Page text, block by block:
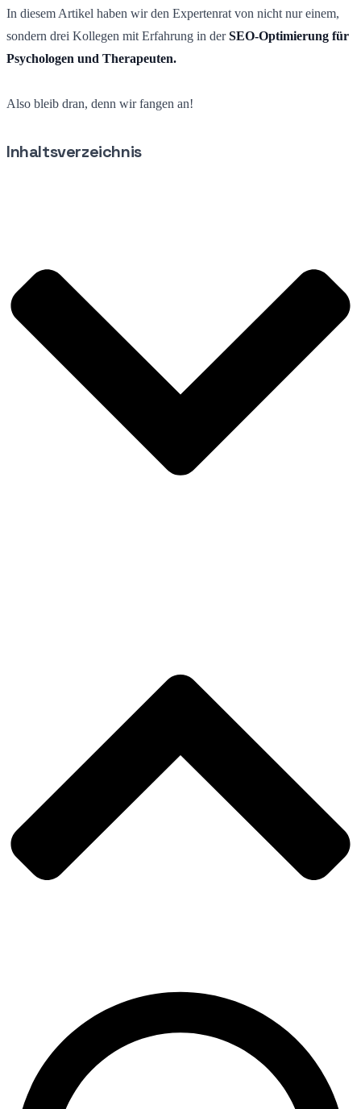
In diesem Artikel haben wir den Expertenrat von nicht nur einem,
sondern drei Kollegen mit Erfahrung in derSEO-Optimierung für
Psychologen und Therapeuten.
Also bleib dran, denn wir fangen an!
Inhaltsverzeichnis